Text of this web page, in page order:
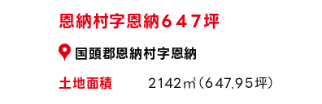
恩納村字恩納６４７坪
国頭郡恩納村字恩納
土地面積
2142㎡（647.95坪）